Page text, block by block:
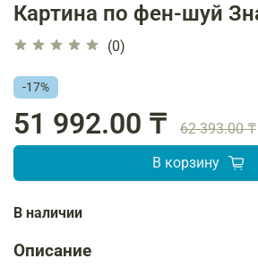
Картина по фен-шуй
(0)
-17%
51 992.00 ₸
62 393.00 ₸
В корзину
В наличии
Описание